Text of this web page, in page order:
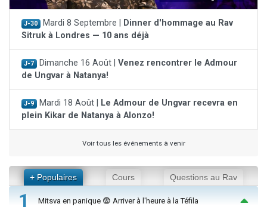
J-30 Mardi 8 Septembre |
Dinner d'hommage au Rav
Sitruk à Londres — 10 ans déjà
J-7 Dimanche 16 Août | Venez rencontrer le Admour
de Ungvar à Natanya!
J-9 Mardi 18 Août |
Le Admour de Ungvar recevra en
plein Kikar de Natanya à Alonzo!
Voir tous les événements à venir
+ Populaires Cours Questions au Rav
1 Mitsva en panique 😨 Arriver à l'heure à la Téfila